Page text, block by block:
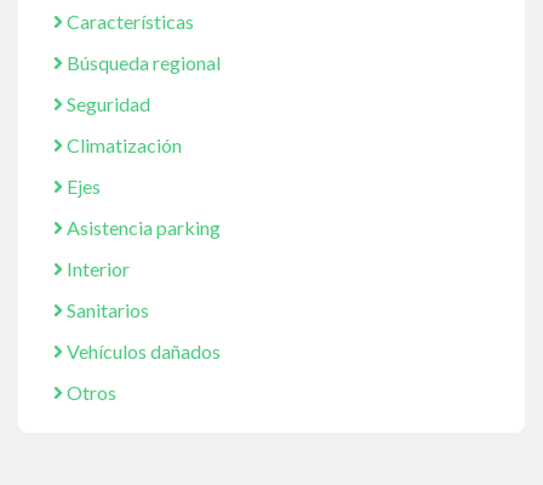
Características
Búsqueda regional
Seguridad
Climatización
Ejes
Asistencia parking
Interior
Sanitarios
Vehículos dañados
Otros